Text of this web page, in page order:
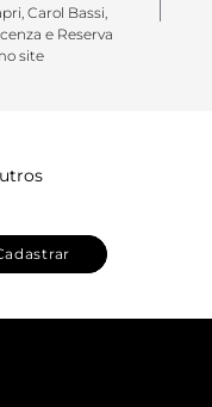
Carol Bassi,
e Reserva
site